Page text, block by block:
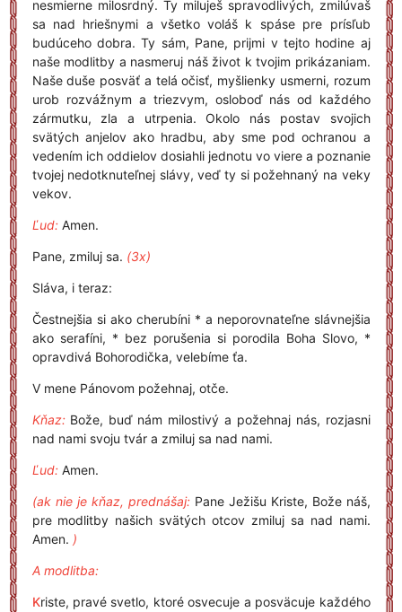
nesmierne milosrdný. Ty miluješ spravodlivých, zmilúvaš
sa nad hriešnymi a všetko voláš k spáse pre prísľub
budúceho dobra. Ty sám, Pane, prijmi v tejto hodine aj
naše modlitby a nasmeruj náš život k tvojim prikázaniam.
Naše duše posväť a telá očisť, myšlienky usmerni, rozum
urob rozvážnym a triezvym, osloboď nás od každého
zármutku, zla a utrpenia. Okolo nás postav svojich
svätých anjelov ako hradbu, aby sme pod ochranou a
vedením ich oddielov dosiahli jednotu vo viere a poznanie
tvojej nedotknuteľnej slávy, veď ty si požehnaný na veky
vekov.
Ľud:Amen.
Pane, zmiluj sa. (3x)
Sláva, i teraz:
Čestnejšia si ako cherubíni * a neporovnateľne slávnejšia
ako serafíni, * bez porušenia si porodila Boha Slovo, *
opravdivá Bohorodička, velebíme ťa.
V mene Pánovom požehnaj, otče.
Kňaz:Bože, buď nám milostivý a požehnaj nás, rozjasni
nad nami svoju tvár a zmiluj sa nad nami.
Ľud:Amen.
(ak nie je kňaz, prednášaj:Pane Ježišu Kriste, Bože náš,
pre modlitby našich svätých otcov zmiluj sa nad nami.
Amen. )
A modlitba:
Kriste, pravé svetlo, ktoré osvecuje a posväcuje každého